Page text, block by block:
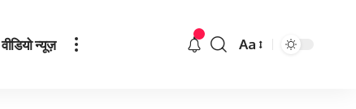
वीडियो न्यूज़ Aa